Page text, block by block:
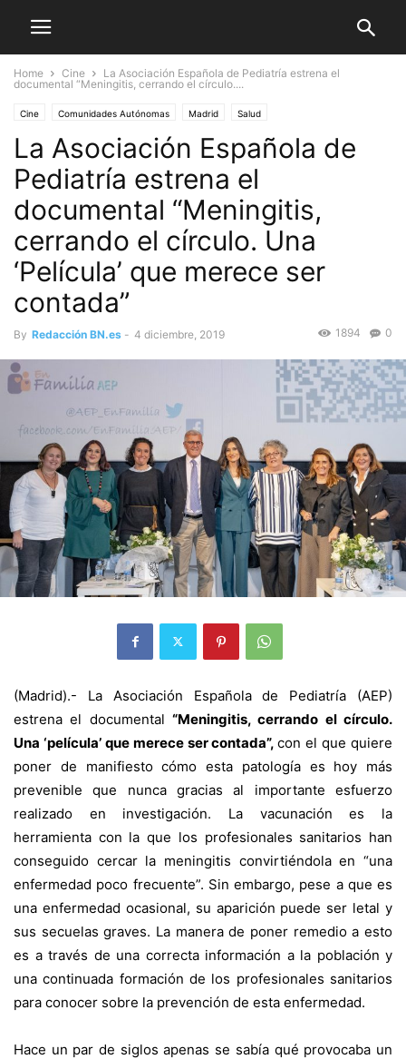
Home Cine
La Asociación Española de Pediatría estrena el
documental “Meningitis, cerrando el círculo....
Cine Comunidades Autónomas Madrid Salud
La Asociación Española de
Pediatría estrena el
documental “Meningitis,
cerrando el círculo. Una
‘Película’ que merece ser
contada”
By Redacción BN.es - 4 diciembre, 2019 0
1894
(Madrid).- La Asociación Española de Pediatría (AEP)
estrena el documental “Meningitis, cerrando el círculo.
Una ‘película’ que merece ser contada”,con el que quiere
poner de manifiesto cómo esta patología es hoy más
prevenible que nunca gracias al importante esfuerzo
realizado en investigación. La vacunación es la
herramienta con la que los profesionales sanitarios han
conseguido cercar la meningitis convirtiéndola en “una
enfermedad poco frecuente”. Sin embargo, pese a que es
una enfermedad ocasional, su aparición puede ser letal y
sus secuelas graves. La manera de poner remedio a esto
es a través de una correcta información a la población y
una continuada formación de los profesionales sanitarios
para conocer sobre la prevención de esta enfermedad.
Hace un par de siglos apenas se sabía qué provocaba un